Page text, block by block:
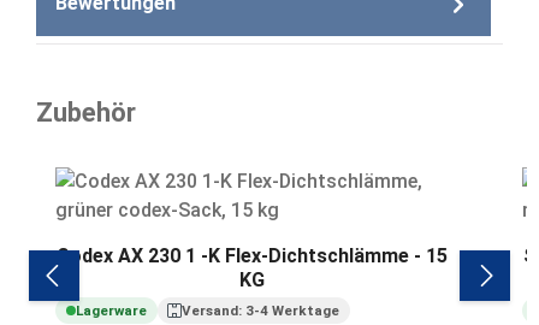
Zubehör
Codex AX 230 1 -K Flex-Dichtschlämme - 15
KG
Lagerware Versand: 3-4 Werktage